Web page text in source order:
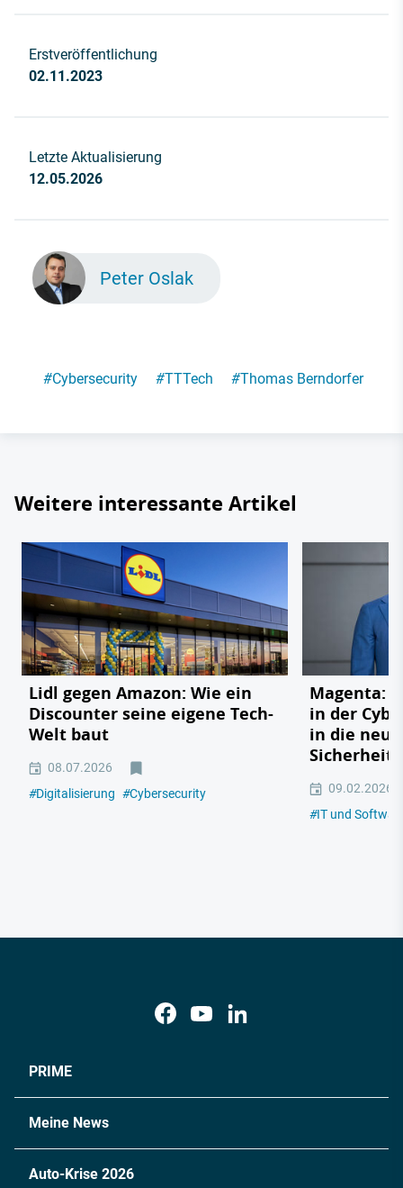
Erstveröffentlichung
02.11.2023
Letzte Aktualisierung
12.05.2026
Peter Oslak
#Cybersecurity #TTTech #Thomas Berndorfer
Weitere interessante Artikel
Lidl gegen Amazon: Wie ein
Discounter seine eigene Tech-
Welt baut
08.07.2026
#Digitalisierung #Cybersecurity
Magenta:
in der
in die neue
09.02.2026
#IT und
PRIME
Meine News
Auto-Krise 2026